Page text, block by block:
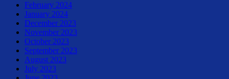
February 2024
January 2024
December 2023
November 2023
October 2023
September 2023
August 2023
July 2023